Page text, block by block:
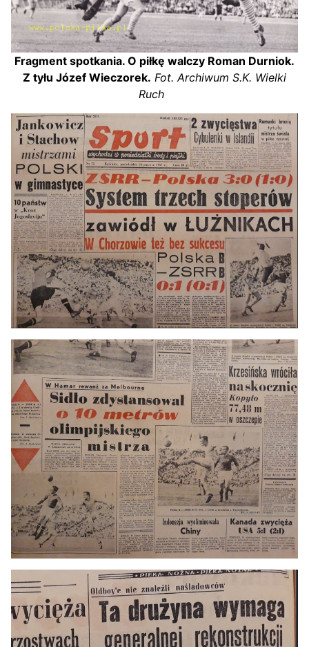
Fragment spotkania. O piłkę walczy Roman Durniok.
Z tyłu Józef Wieczorek. Fot. Archiwum S.K. Wielki
Ruch